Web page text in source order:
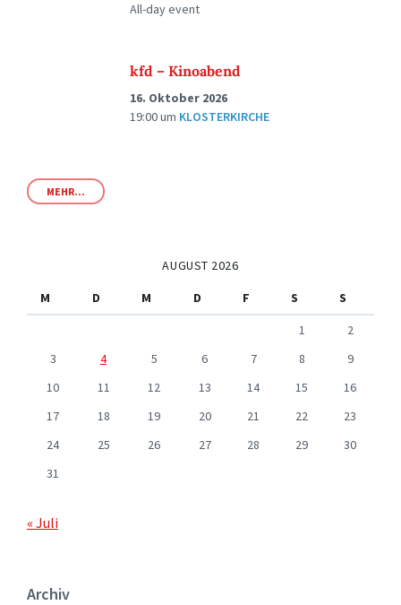
All-day event
kfd – Kinoabend
16. Oktober 2026
19:00um KLOSTERKIRCHE
MEHR...
AUGUST 2026
M
D M D F S
S
1
2
3
4 5 6 7 8
9
10
11 12 13 14 15
16
17
18 19 20 21 22
23
24
25 26 27 28 29
30
31
« Juli
Archiv